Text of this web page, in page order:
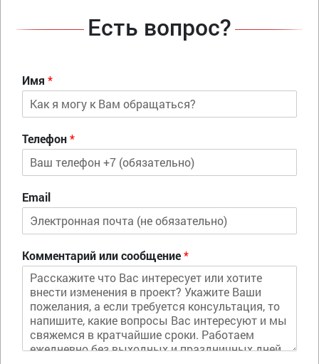
Есть вопрос?
Имя *
Телефон*
Email
Комментарий или сообщение*